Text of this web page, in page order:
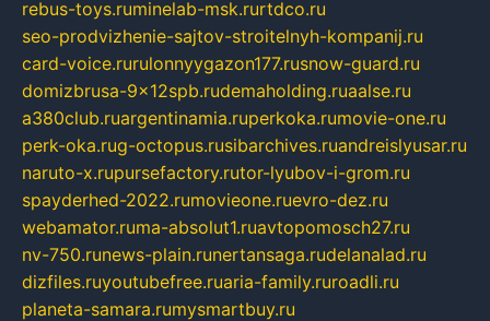
rebus-toys.ruminelab-msk.rurtdco.ru
seo-prodvizhenie-sajtov-stroitelnyh-kompanij.ru
card-voice.rurulonnyygazon177.rusnow-guard.ru
domizbrusa-9x12spb.rudemaholding.ruaalse.ru
a380club.ruargentinamia.ruperkoka.rumovie-one.ru
perk-oka.rug-octopus.rusibarchives.ruandreislyusar.ru
naruto-x.rupursefactory.rutor-lyubov-i-grom.ru
spayderhed-2022.rumovieone.ruevro-dez.ru
webamator.ruma-absolut1.ruavtopomosch27.ru
nv-750.runews-plain.runertansaga.rudelanalad.ru
dizfiles.ruyoutubefree.ruaria-family.ruroadli.ru
planeta-samara.rumysmartbuy.ru